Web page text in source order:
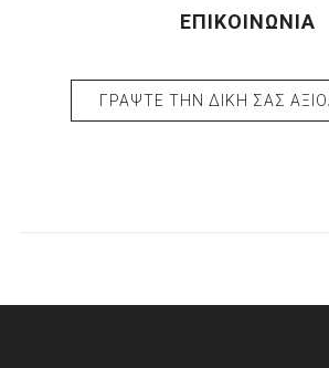
ΕΠΙΚΟΙΝΩΝΊΑ
ΓΡΆΨΤΕ ΤΗΝ ΔΙΚΉ ΣΑΣ